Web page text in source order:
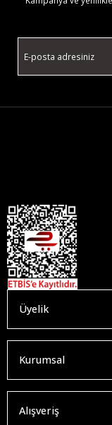
Üyelik
Kurumsal
Alışveriş